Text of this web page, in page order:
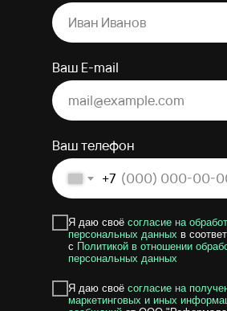
Ваш E-mail
Ваш телефон
+7
Я даю своё согласие на
персональных данных в
с Политикой в отношении
персональных данных
Я даю своё согласие на
маркетинговых и иных
© 2015–2026 Reformalab. Все права защищены.
Лицензия №Л035-01298/00575639
Политика конфиденциальности